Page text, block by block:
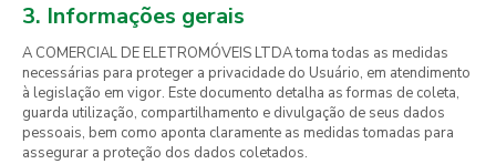
3. Informações gerais
A COMERCIAL DE ELETROMÓVEIS LTDA toma todas as medidas
necessárias para proteger a privacidade do Usuário, em atendimento
à legislação em vigor. Este documento detalha as formas de coleta,
guarda utilização, compartilhamento e divulgação de seus dados
pessoais, bem como aponta claramente as medidas tomadas para
assegurar a proteção dos dados coletados.